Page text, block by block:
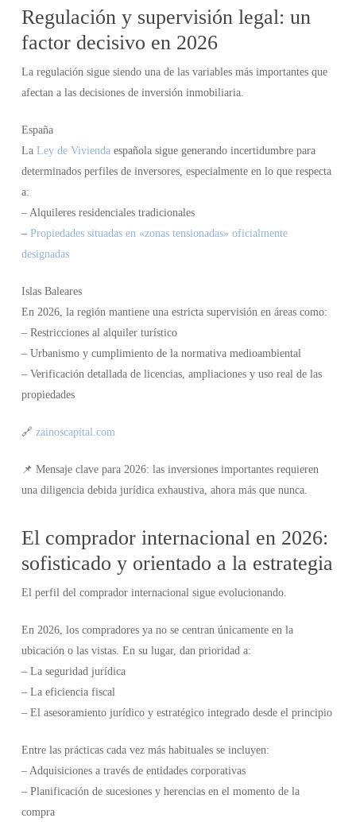
Regulación y supervisión legal: un
factor decisivo en 2026
La regulación sigue siendo una de las variables más importantes que
afectan a las decisiones de inversión inmobiliaria.
España
LaLey de Viviendaespañola sigue generando incertidumbre para
determinados perfiles de inversores, especialmente en lo que respecta
a:
– Alquileres residenciales tradicionales
– Propiedades situadas en «zonas tensionadas» oficialmente
designadas
Islas Baleares
En 2026, la región mantiene una estricta supervisión en áreas como:
– Restricciones al alquiler turístico
– Urbanismo y cumplimiento de la normativa medioambiental
– Verificación detallada de licencias, ampliaciones y uso real de las
propiedades
🔗 zainoscapital.com
📌 Mensaje clave para 2026: las inversiones importantes requieren
una diligencia debida jurídica exhaustiva, ahora más que nunca.
El comprador internacional en 2026:
sofisticado y orientado a la estrategia
El perfil del comprador internacional sigue evolucionando.
En 2026, los compradores ya no se centran únicamente en la
ubicación o las vistas. En su lugar, dan prioridad a:
– La seguridad jurídica
– La eficiencia fiscal
– El asesoramiento jurídico y estratégico integrado desde el principio
Entre las prácticas cada vez más habituales se incluyen:
– Adquisiciones a través de entidades corporativas
– Planificación de sucesiones y herencias en el momento de la
compra